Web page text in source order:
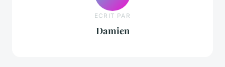
ECRIT PAR
Damien